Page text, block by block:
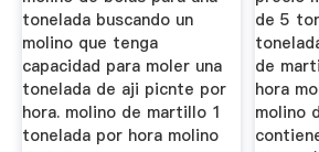
tonelada buscando un
molino que tenga
capacidad para moler una
tonelada de aji picnte por
hora. molino de martillo 1
tonelada por hora molino
de 5
de
hora
molino